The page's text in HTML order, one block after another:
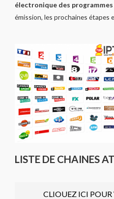
électronique des programmes
émission, les prochaines étapes
LISTE DE CHAINES
CLIOUEZ ICI POUR